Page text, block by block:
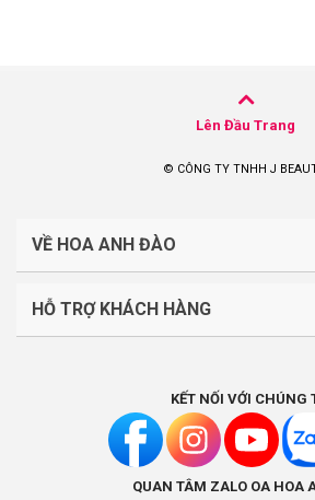
Lên Đầu Trang
© CÔNG TY TNHH J
VỀ HOA ANH ĐÀO
CÔNG TY TNHH J BEAUTY
Liên hệ: (028).7303.9118
Địa điểm kinh doanh: Lầu 1, số 242-
HỖ TRỢ KHÁCH HÀNG
Chính sách vận chuyển, giao nhận
Chính sách đổi trả và hoàn tiền
Chính sách bảo mật
KẾT NỐI VỚI CHÚNG
QUAN TÂM ZALO OA HOA